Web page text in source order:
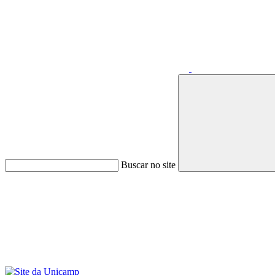
Buscar no site